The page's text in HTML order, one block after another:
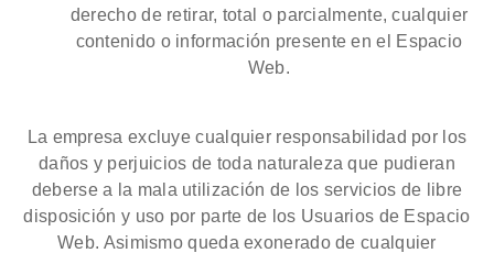
derecho de retirar, total o parcialmente, cualquier
contenido o información presente en el Espacio
Web.
La empresa excluye cualquier responsabilidad por los
daños y perjuicios de toda naturaleza que pudieran
deberse a la mala utilización de los servicios de libre
disposición y uso por parte de los Usuarios de Espacio
Web. Asimismo queda exonerado de cualquier